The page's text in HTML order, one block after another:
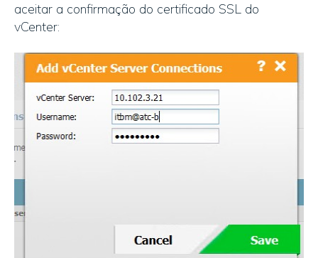
aceitar a confirmação do certificado SSL do
vCenter: